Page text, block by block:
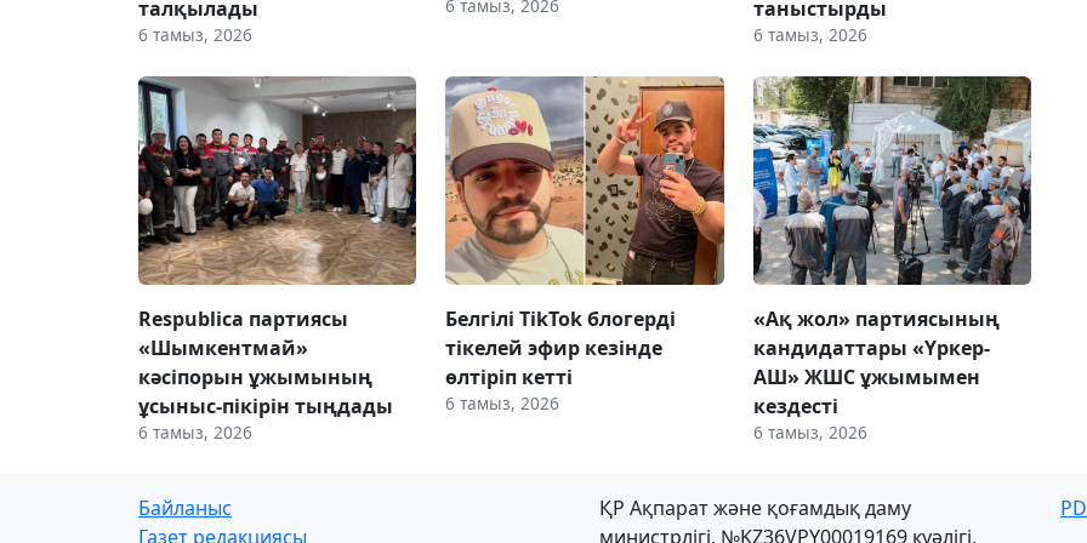
талқылады
6 тамыз, 2026
6 тамыз, 2026
таныстырды
6 тамыз, 2026
Respublica партиясы
«Шымкентмай»
кәсіпорын ұжымының
ұсыныс-пікірін тыңдады
6 тамыз, 2026
Белгілі TikTok блогерді
тікелей эфир кезінде
өлтіріп кетті
6 тамыз, 2026
«Ақ жол» партиясының
кандидаттары «Үркер-
АШ» ЖШС ұжымымен
кездесті
6 тамыз, 2026
Байланыс
Газет редакциясы
ҚР Ақпарат және қоғамдық даму
министрлігі, №KZ36VPY00019169 куәлігі,